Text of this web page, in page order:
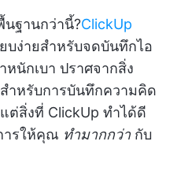
ฐานกว่านี้?ClickUp
ยบง่ายสำหรับจดบันทึกไอ
หนักเบา ปราศจากสิ่ง
ำหรับการบันทึกความคิด
ต่สิ่งที่ ClickUp ทำได้ดี
ารให้คุณ ทำมากกว่ากับ